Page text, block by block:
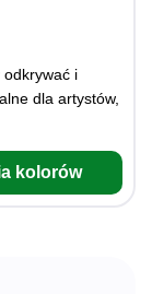
odkrywać i
dla artystów,
kolorów